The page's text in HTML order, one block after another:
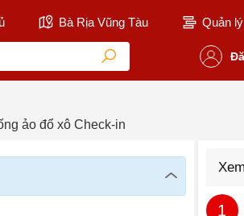
Bà Rịa Vũng Tàu Quản
ảo đổ xô Check-in
1